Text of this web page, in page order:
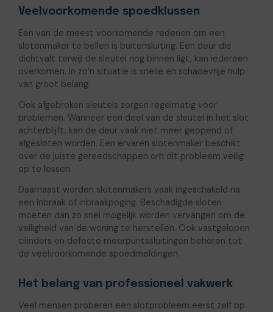
Veelvoorkomende spoedklussen
Een van de meest voorkomende redenen om een
slotenmaker te bellen is buitensluiting. Een deur die
dichtvalt terwijl de sleutel nog binnen ligt, kan iedereen
overkomen. In zo’n situatie is snelle en schadevrije hulp
van groot belang.
Ook afgebroken sleutels zorgen regelmatig voor
problemen. Wanneer een deel van de sleutel in het slot
achterblijft, kan de deur vaak niet meer geopend of
afgesloten worden. Een ervaren slotenmaker beschikt
over de juiste gereedschappen om dit probleem veilig
op te lossen.
Daarnaast worden slotenmakers vaak ingeschakeld na
een inbraak of inbraakpoging. Beschadigde sloten
moeten dan zo snel mogelijk worden vervangen om de
veiligheid van de woning te herstellen. Ook vastgelopen
cilinders en defecte meerpuntssluitingen behoren tot
de veelvoorkomende spoedmeldingen.
Het belang van professioneel vakwerk
Veel mensen proberen een slotprobleem eerst zelf op